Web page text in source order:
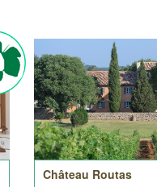
Château Routas